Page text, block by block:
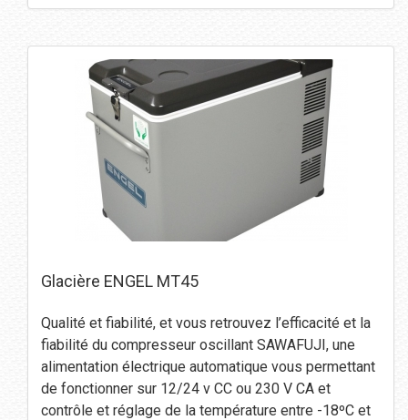
Glacière ENGEL MT45
Qualité et fiabilité, et vous retrouvez l’efficacité et la
fiabilité du compresseur oscillant SAWAFUJI, une
alimentation électrique automatique vous permettant
de fonctionner sur 12/24 v CC ou 230 V CA et
contrôle et réglage de la température entre -18ºC et